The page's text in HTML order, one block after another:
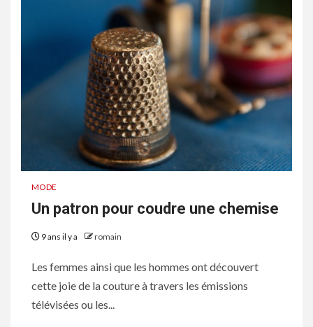
MODE
Un patron pour coudre une chemise
9 ans il y a romain
Les femmes ainsi que les hommes ont découvert
cette joie de la couture à travers les émissions
télévisées ou les...